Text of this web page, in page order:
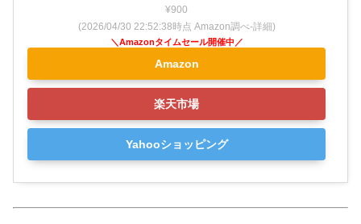
¥900
(2026/04/30 22:52:38時点 Amazon調べ-詳細)
Amazon
楽天市場
Yahooショッピング